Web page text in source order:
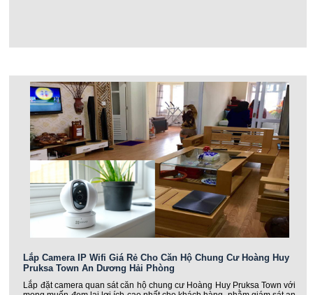
Lắp Camera IP Wifi Giá Rẻ Cho Căn Hộ Chung Cư Hoàng Huy
Pruksa Town An Dương Hải Phòng
Lắp đặt camera quan sát căn hộ chung cư Hoàng Huy Pruksa Town với